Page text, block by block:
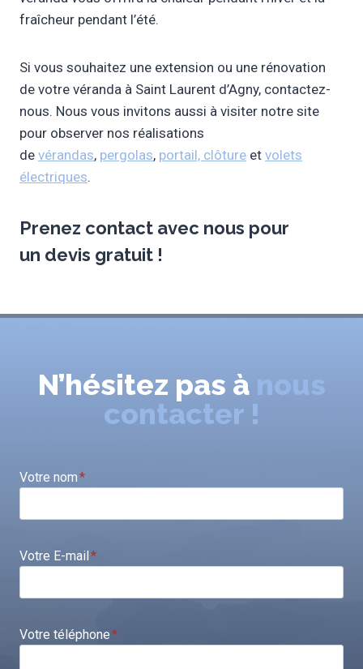
fraîcheur pendant l’été.
Si vous souhaitez une extension ou une rénovation
de votre véranda à Saint Laurent d’Agny, contactez-
nous. Nous vous invitons aussi à visiter notre site
pour observer nos réalisations
de vérandas, pergolas, portail, clôture et volets
électriques.
Prenez contact avec nous pour
un devis gratuit !
N’hésitez pas à nous
contacter !
Votre nom*
Votre E-mail *
Votre téléphone*